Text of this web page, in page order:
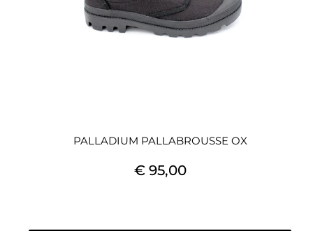
PALLADIUM PALLABROUSSE OX
€ 95,00